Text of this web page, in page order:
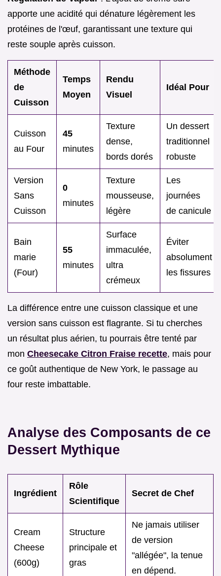
apporte une acidité qui dénature légèrement les
protéines de l'œuf, garantissant une texture qui
reste souple après cuisson.
Méthode
de
Cuisson
Temps
Moyen
Rendu
Visuel
Idéal Pour
Cuisson
au Four
45
minutes
Texture
dense,
bords dorés
Un dessert
traditionnel
robuste
Version
Sans
Cuisson
0
minutes
Texture
mousseuse,
légère
Les
journées
de canicule
Bain
marie
(Four)
55
minutes
Surface
immaculée,
ultra
crémeux
Éviter
absolument
les fissures
La différence entre une cuisson classique et une
version sans cuisson est flagrante. Si tu cherches
un résultat plus aérien, tu pourrais être tenté par
mon Cheesecake Citron Fraise recette, mais pour
ce goût authentique de New York, le passage au
four reste imbattable.
Analyse des Composants de ce
Dessert Mythique
Ingrédient
Rôle
Scientifique
Secret de Chef
Cream
Cheese
(600g)
Structure
principale et
gras
Ne jamais utiliser
de version
"allégée", la tenue
en dépend.